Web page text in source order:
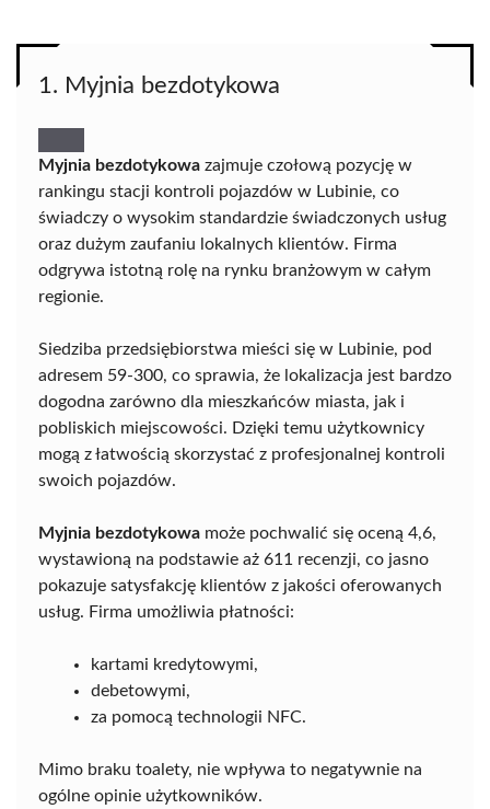
1. Myjnia bezdotykowa
Myjnia bezdotykowa zajmuje czołową pozycję w
rankingu stacji kontroli pojazdów w Lubinie, co
świadczy o wysokim standardzie świadczonych usług
oraz dużym zaufaniu lokalnych klientów. Firma
odgrywa istotną rolę na rynku branżowym w całym
regionie.
Siedziba przedsiębiorstwa mieści się w Lubinie, pod
adresem 59-300, co sprawia, że lokalizacja jest bardzo
dogodna zarówno dla mieszkańców miasta, jak i
pobliskich miejscowości. Dzięki temu użytkownicy
mogą z łatwością skorzystać z profesjonalnej kontroli
swoich pojazdów.
Myjnia bezdotykowa może pochwalić się oceną 4,6,
wystawioną na podstawie aż 611 recenzji, co jasno
pokazuje satysfakcję klientów z jakości oferowanych
usług. Firma umożliwia płatności:
kartami kredytowymi,
debetowymi,
za pomocą technologii NFC.
Mimo braku toalety, nie wpływa to negatywnie na
ogólne opinie użytkowników.